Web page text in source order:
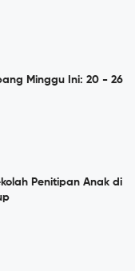
Minggu Ini: 20 - 26
Penitipan Anak di